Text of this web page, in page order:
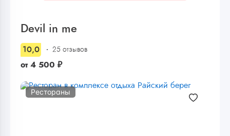
Devil in me
10,0 25 отзывов
от 4 500 ₽
Рестораны